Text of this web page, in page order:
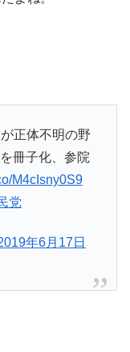
正体不明の野
冊子化、参院
M4cIsny0S9
党
年6月17日